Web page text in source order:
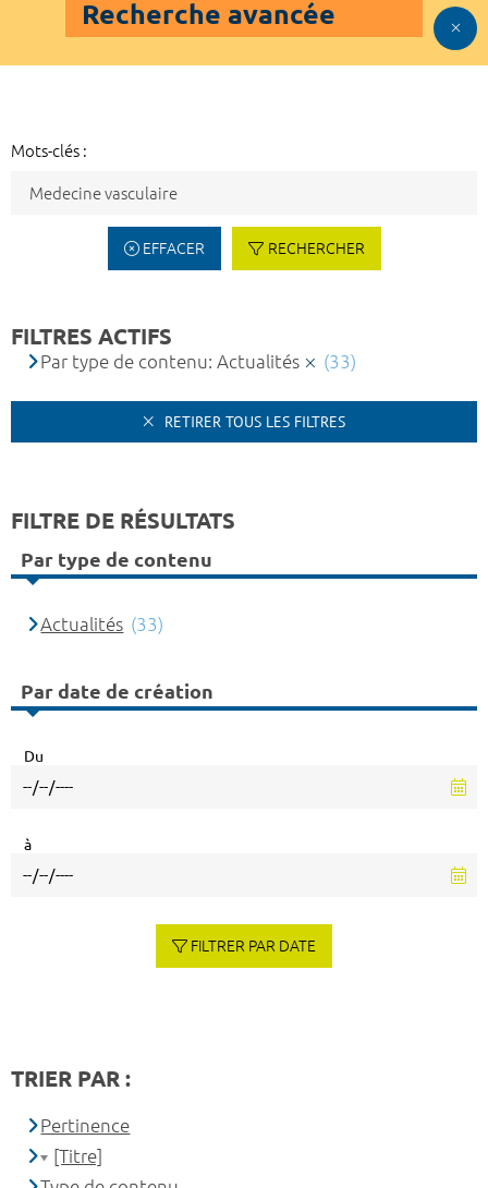
Recherche avancée
Mots-clés :
EFFACER RECHERCHER
FILTRES ACTIFS
Par type de contenu: Actualités (33)
RETIRER TOUS LES FILTRES
FILTRE DE RÉSULTATS
Par type de contenu
Actualités (33)
Par date de création
Du
à
FILTRER PAR DATE
TRIER PAR :
Pertinence
[Titre]